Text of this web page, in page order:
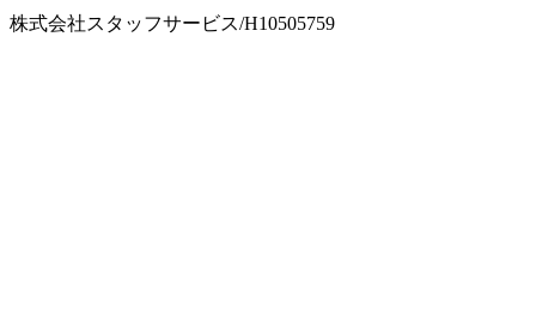
株式会社スタッフサービス/H10505759